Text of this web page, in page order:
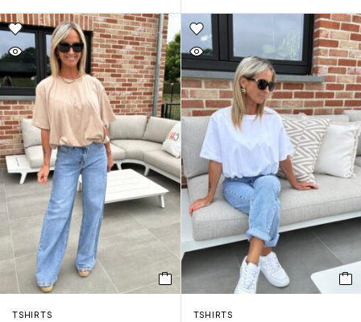
TSHIRTS TSHIRTS